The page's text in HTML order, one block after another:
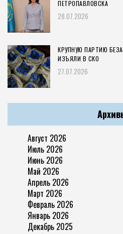
ПЕТРОПАВЛОВСКА
28.07.2026
КРУПНУЮ ПАРТИЮ
ИЗЪЯЛИ В СКО
27.07.2026
Август 2026
Июль 2026
Июнь 2026
Май 2026
Апрель 2026
Март 2026
Февраль 2026
Январь 2026
Декабрь 2025